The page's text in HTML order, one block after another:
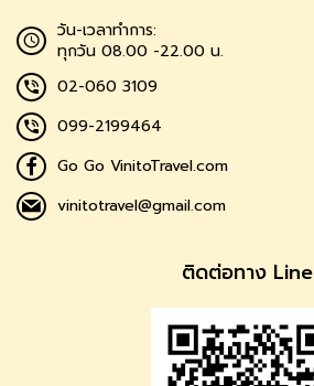
วัน-เวลาทำการ:
ทุกวัน 08.00 -22.00 น.
02-060 3109
099-2199464
Go Go VinitoTravel.com
vinitotravel@gmail.com
ติดต่อทาง Line